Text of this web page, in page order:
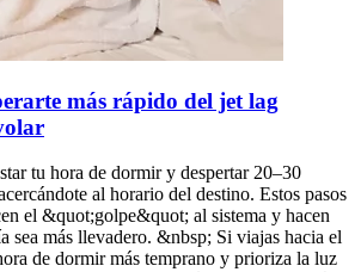
más rápido del jet lag
tu hora de dormir y despertar 20–30
al horario del destino. Estos pasos
el &quot;golpe&quot; al sistema y hacen
sea más llevadero. &nbsp; Si viajas hacia el
de dormir más temprano y prioriza la luz